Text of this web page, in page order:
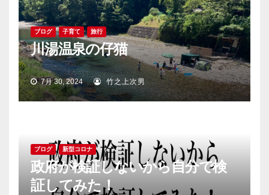
ブログ 子育て 旅行
川湯温泉の仔猫
7月 30, 2024 竹之上次男
ブログ 新型コロナ
政府が検証しないから自分で検
証してみた！